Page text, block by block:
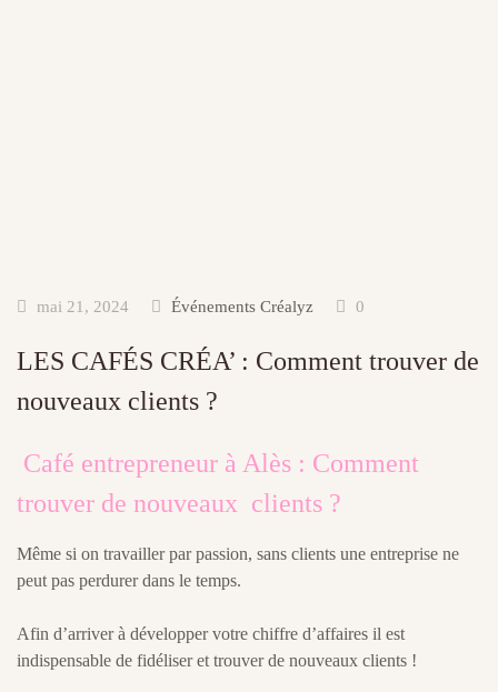
mai 21, 2024 Événements Créalyz 0
LES CAFÉS CRÉA’ : Comment trouver de
nouveaux clients ?
Café entrepreneur à Alès : Comment
trouver de nouveaux clients ?
Même si on travailler par passion, sans clients une entreprise ne
peut pas perdurer dans le temps.
Afin d’arriver à développer votre chiffre d’affaires il est
indispensable de fidéliser et trouver de nouveaux clients !